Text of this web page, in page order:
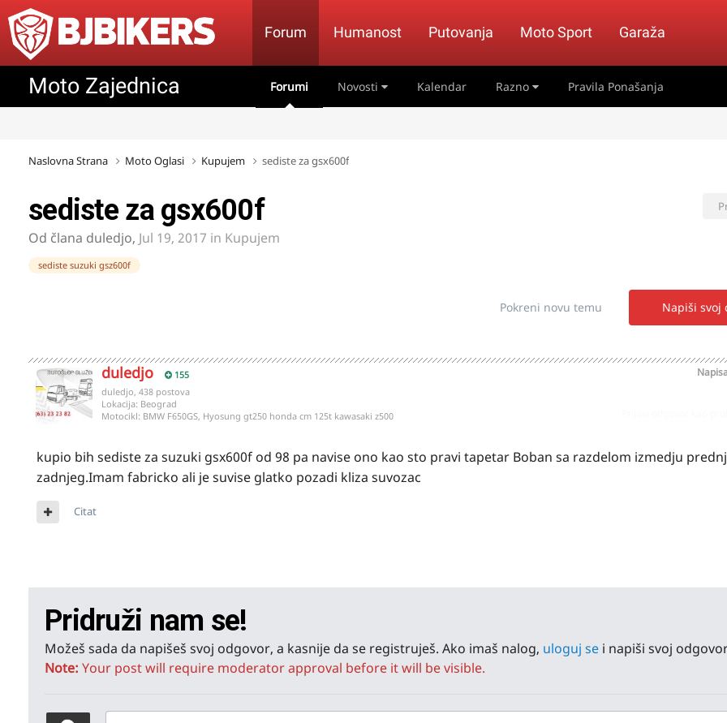
Forum Humanost Putovanja Moto Sport Garaža
Moto Zajednica Forumi Novosti Kalendar Razno Pravila Ponašanja
Naslovna Strana Moto Oglasi Kupujem sediste za gsx600f
sediste za gsx600f
Od člana duledjo, Jul 19, 2017 in Kupujem
sediste suzuki gsz600f
Napiši svoj
Pokreni novu temu
duledjo 155
duledjo, 438 postova
Lokacija: Beograd
Motocikl: BMW F650GS, Hyosung gt250 honda cm 125t kawasaki z500
kupio bih sediste za suzuki gsx600f od 98 pa navise ono kao sto pravi tapetar Boban sa razdelom izmedju
zadnjeg.Imam fabricko ali je suvise glatko pozadi kliza suvozac
Citat
Pridruži nam se!
Možeš sada da napišeš svoj odgovor, a kasnije da se registruješ. Ako imaš nalog, uloguj se i napiši svoj
Note: Your post will require moderator approval before it will be visible.